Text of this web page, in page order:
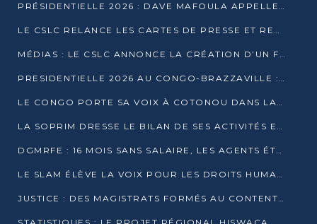
PRÉSIDENTIELLE 2026 : DAVE MAFOULA APPELLE LES CONGOLAIS À UN « NOUVEAU DÉPART »
LE CSLC RELANCE LES CARTES DE PRESSE ET RECONNAÎT OFFICIELLEMENT LES MÉDIAS EN LIGNE
MÉDIAS : LE CSLC ANNONCE LA CRÉATION D’UN FONDS D’APPUI À LA PRESSE
PRESIDENTIELLE 2026 AU CONGO-BRAZZAVILLE : UN CASTING ÉLARGI
LE CONGO PORTE SA VOIX À COTONOU DANS LA LUTTE CONTRE LA TUBERCULOSE
LA SOPRIM DRESSE LE BILAN DE SES ACTIVITÉS ET FIXE DE NOUVELLES PRIORITÉS
DGMRFE : 16 MOIS SANS SALAIRE, LES AGENTS ÉTOUFFENT DANS LE SILENCE
LE SLAM ÉLÈVE LA VOIX POUR LES DROITS HUMAINS À BRAZZAVILLE
JUSTICE : DES MAGISTRATS FORMÉS AU CONTENTIEUX DE LA PROPRIÉTÉ INTELLECTUELLE